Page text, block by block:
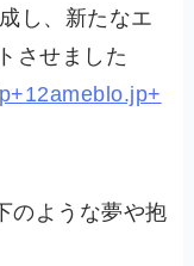
し、新たなエ
させました
のような夢や抱